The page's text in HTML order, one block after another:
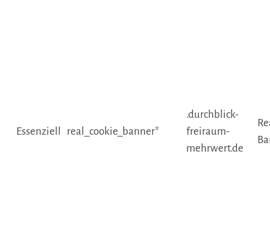
Essenziell real_cookie_banner*
.durchblick-
freiraum-
mehrwert.de